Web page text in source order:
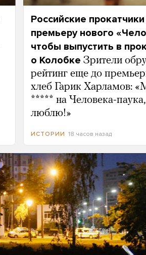
Российские
премьеру нового
чтобы выпустить в
о Колобке Зрители
рейтинг еще до
хлеб Гарик Харламов:
***** на Человека-
люблю!»
ИСТОРИИ 18 часов назад